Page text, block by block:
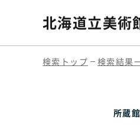
北海道立美術
検索トップ 検索結果
所蔵